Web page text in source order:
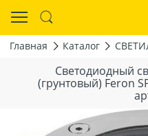
Главная Каталог
Светодиодный
(грунтовый) Feron